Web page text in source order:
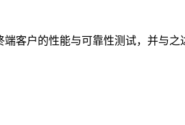
客户的性能与可靠性测试，并与之